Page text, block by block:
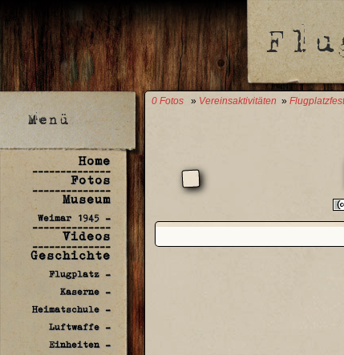
Home
--------------
Fotos
--------------
Museum
Weimar 1945 -
--------------
Videos
--------------
Geschichte
Flugplatz -
Kaserne -
Heimatschule -
Luftwaffe -
Einheiten -
0 Fotos » Vereinsaktivitäten »